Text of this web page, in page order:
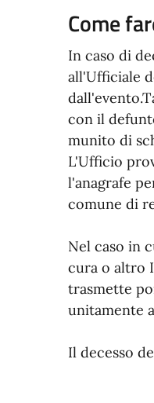
Come
In caso di
all'Ufficiale
con il
munito di
L'Ufficio
l'anagrafe
comune di
Nel caso in
cura o altro
trasmette
unitamente
Il decesso